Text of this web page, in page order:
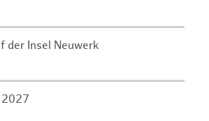
der Insel Neuwerk
2027